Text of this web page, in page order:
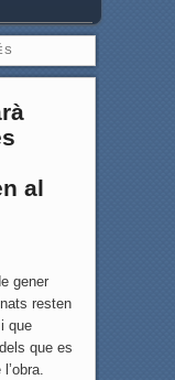
al
gener
resten
que
que es